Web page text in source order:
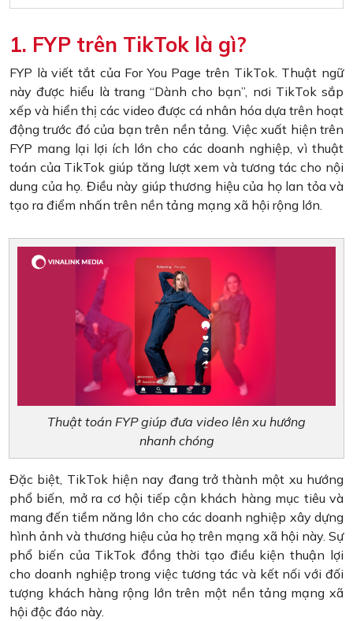
1. FYP trên TikTok là gì?
FYP là viết tắt của For You Page trên TikTok. Thuật ngữ
này được hiểu là trang “Dành cho bạn”, nơi TikTok sắp
xếp và hiển thị các video được cá nhân hóa dựa trên hoạt
động trước đó của bạn trên nền tảng. Việc xuất hiện trên
FYP mang lại lợi ích lớn cho các doanh nghiệp, vì thuật
toán của TikTok giúp tăng lượt xem và tương tác cho nội
dung của họ. Điều này giúp thương hiệu của họ lan tỏa và
tạo ra điểm nhấn trên nền tảng mạng xã hội rộng lớn.
Thuật toán FYP giúp đưa video lên xu hướng
nhanh chóng
Đặc biệt, TikTok hiện nay đang trở thành một xu hướng
phổ biến, mở ra cơ hội tiếp cận khách hàng mục tiêu và
mang đến tiềm năng lớn cho các doanh nghiệp xây dựng
hình ảnh và thương hiệu của họ trên mạng xã hội này. Sự
phổ biến của TikTok đồng thời tạo điều kiện thuận lợi
cho doanh nghiệp trong việc tương tác và kết nối với đối
tượng khách hàng rộng lớn trên một nền tảng mạng xã
hội độc đáo này.